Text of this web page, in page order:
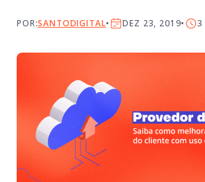
POR:SANTODIGITAL DEZ 23, 2019 3